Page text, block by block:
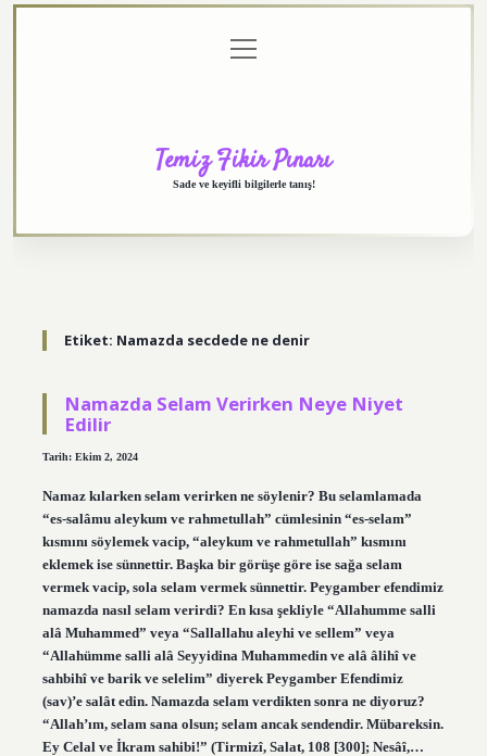
menüyü
aç
Temiz Fikir Pınarı
Sade ve keyifli bilgilerle tanış!
Etiket: Namazda secdede ne denir
Namazda Selam Verirken Neye Niyet
Edilir
Tarih: Ekim 2, 2024
Namaz kılarken selam verirken ne söylenir? Bu selamlamada
“es-salâmu aleykum ve rahmetullah” cümlesinin “es-selam”
kısmını söylemek vacip, “aleykum ve rahmetullah” kısmını
eklemek ise sünnettir. Başka bir görüşe göre ise sağa selam
vermek vacip, sola selam vermek sünnettir. Peygamber efendimiz
namazda nasıl selam verirdi? En kısa şekliyle “Allahumme salli
alâ Muhammed” veya “Sallallahu aleyhi ve sellem” veya
“Allahümme salli alâ Seyyidina Muhammedin ve alâ âlihî ve
sahbihî ve barik ve selelim” diyerek Peygamber Efendimiz
(sav)’e salât edin. Namazda selam verdikten sonra ne diyoruz?
“Allah’ım, selam sana olsun; selam ancak sendendir. Mübareksin.
Ey Celal ve İkram sahibi!” (Tirmizî, Salat, 108 [300]; Nesâî,…